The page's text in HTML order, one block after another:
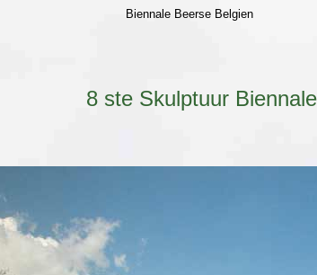
Biennale Beerse Belgien
8 ste Skulptuur